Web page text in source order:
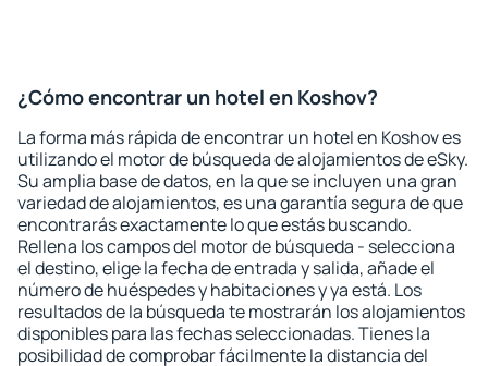
¿Cómo encontrar un hotel en Koshov?
La forma más rápida de encontrar un hotel en Koshov es
utilizando el motor de búsqueda de alojamientos de eSky.
Su amplia base de datos, en la que se incluyen una gran
variedad de alojamientos, es una garantía segura de que
encontrarás exactamente lo que estás buscando.
Rellena los campos del motor de búsqueda - selecciona
el destino, elige la fecha de entrada y salida, añade el
número de huéspedes y habitaciones y ya está. Los
resultados de la búsqueda te mostrarán los alojamientos
disponibles para las fechas seleccionadas. Tienes la
posibilidad de comprobar fácilmente la distancia del